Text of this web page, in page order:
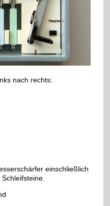
nach rechts:
einschließlich
Schleifsteine.